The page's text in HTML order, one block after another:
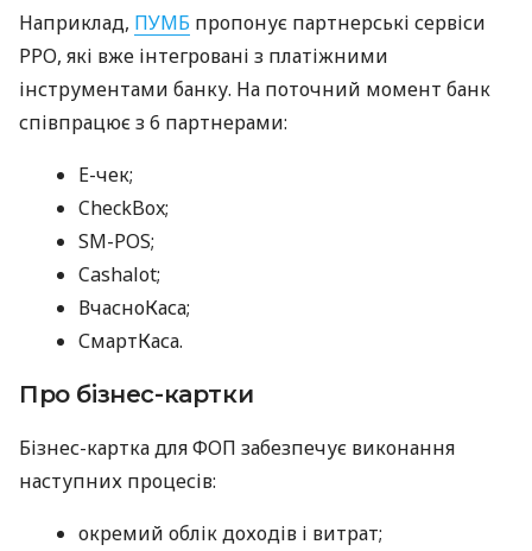
Наприклад, ПУМБ пропонує партнерські сервіси
РРО, які вже інтегровані з платіжними
інструментами банку. На поточний момент банк
співпрацює з 6 партнерами:
E-чек;
CheckBox;
SM-POS;
Cashalot;
ВчасноКаса;
СмартКаса.
Про бізнес-картки
Бізнес-картка для ФОП забезпечує виконання
наступних процесів:
окремий облік доходів і витрат;